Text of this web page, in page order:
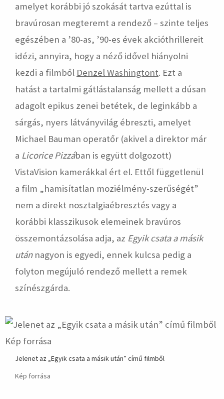
amelyet korábbi jó szokását tartva ezúttal is
bravúrosan megteremt a rendező – szinte teljes
egészében a ’80-as, ’90-es évek akcióthrillereit
idézi, annyira, hogy a néző idővel hiányolni
kezdi a filmből Denzel Washingtont. Ezt a
hatást a tartalmi gátlástalanság mellett a dúsan
adagolt epikus zenei betétek, de leginkább a
sárgás, nyers látványvilág ébreszti, amelyet
Michael Bauman operatőr (akivel a direktor már
a Licorice Pizzában is együtt dolgozott)
VistaVision kamerákkal ért el. Ettől függetlenül
a film „hamisítatlan moziélmény-szerűségét”
nem a direkt nosztalgiaébresztés vagy a
korábbi klasszikusok elemeinek bravúros
összemontázsolása adja, az Egyik csata a másik
utánnagyon is egyedi, ennek kulcsa pedig a
folyton megújuló rendező mellett a remek
színészgárda.
Jelenet az „Egyik csata a másik után” című filmből
Kép forrása